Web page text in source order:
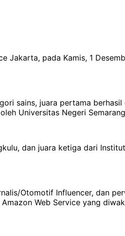
Jakarta, pada Kamis, 1
sains, juara pertama
Universitas Negeri
dan juara ketiga dari
Otomotif Influencer, dan
Web Service yang